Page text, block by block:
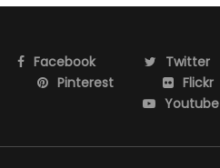
Facebook Twitter
Pinterest
Flickr
Youtube